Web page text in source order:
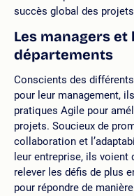
succès global des
Les managers et
départements
Conscients des
pour leur management,
pratiques Agile pour
projets. Soucieux de
collaboration et
leur entreprise, ils voient
relever les défis de plus
pour répondre de